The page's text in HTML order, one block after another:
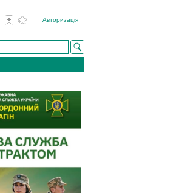
Авторизація